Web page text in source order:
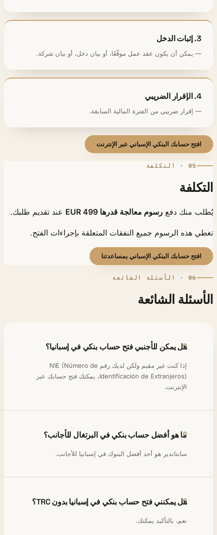
— يمكن أن يكون عقد عمل موقّعًا، أو بيان دخل، أو بيان شركة.
— إقرار ضريبي من الفترة المالية السابقة.
افتح حسابك البنكي الإسباني عبر الإنترنت
05 · التكلفة
منك دفعرسوم معالجة قدرها 499 EUR عند تقديم طلبك.
هذه الرسوم جميع النفقات المتعلقة بإجراءات الفتح.
افتح حسابك البنكي الإسباني بمساعدتنا
06 · الأسئلة الشائعة
الشائعة
هل يمكن للأجنبي فتح حساب بنكي في إسبانيا؟
إذا كنت غير مقيم ولكن لديك رقم NIE (Número de
Identificación de Extranjeros)، يمكنك فتح حسابك عبر
الإنترنت.
ما هو أفضل حساب بنكي في البرتغال للأجانب؟
سانتاندير هو أحد أفضل البنوك في إسبانيا للأجانب.
هل يمكنني فتح حساب بنكي في إسبانيا بدون TRC؟
نعم، بالتأكيد يمكنك.